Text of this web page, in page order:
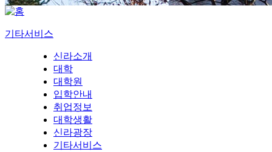
기타서비스
신라소개
대학
대학원
입학안내
취업정보
대학생활
신라광장
기타서비스